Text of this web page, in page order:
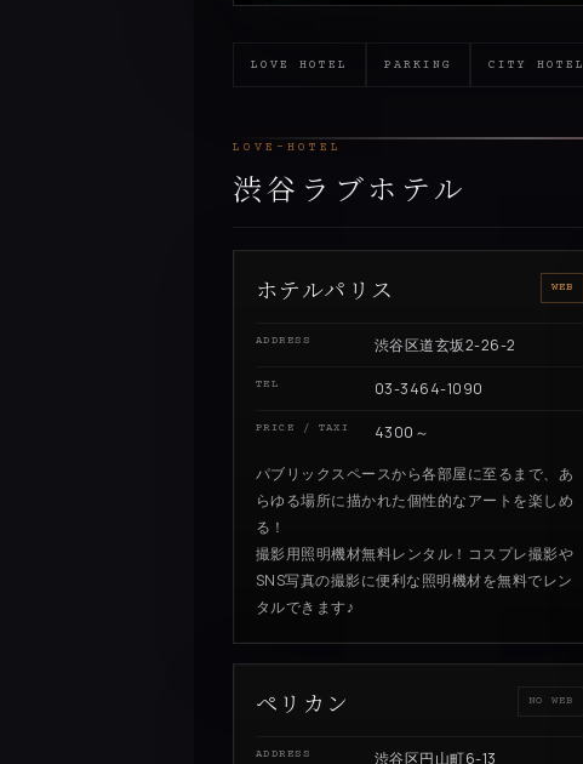
LOVE HOTEL PARKING CITY HOTEL
LOVE-HOTEL
渋谷ラブホテル
ホテルパリス WEB
ADDRESS 渋谷区道玄坂2-26-2
TEL 03-3464-1090
PRICE / TAXI
4300～
パブリックスペースから各部屋に至るまで、あ
らゆる場所に描かれた個性的なアートを楽しめ
る！
撮影用照明機材無料レンタル！コスプレ撮影や
SNS写真の撮影に便利な照明機材を無料でレン
タルできます♪
ペリカン NO WEB
ADDRESS 渋谷区円山町6-13